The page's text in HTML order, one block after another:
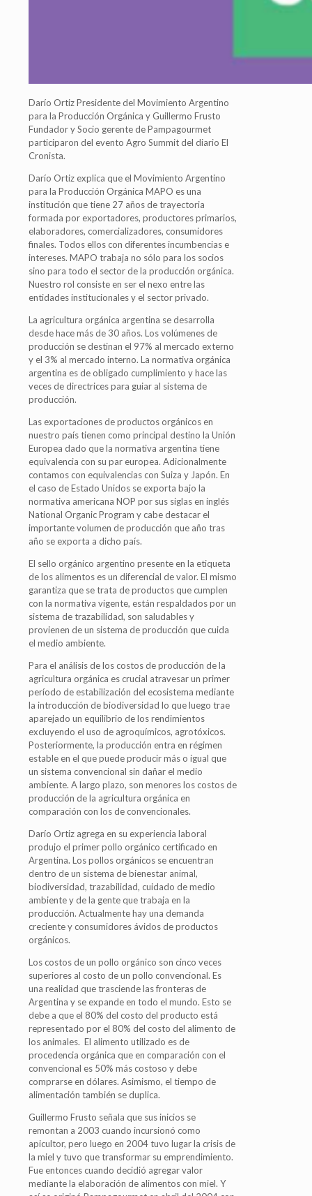
Darío Ortiz Presidente del Movimiento Argentino
para la Producción Orgánica y Guillermo Frusto
Fundador y Socio gerente de Pampagourmet
participaron del evento Agro Summit del diario El
Cronista.
Darío Ortiz explica que el Movimiento Argentino
para la Producción Orgánica MAPO es una
institución que tiene 27 años de trayectoria
formada por exportadores, productores primarios,
elaboradores, comercializadores, consumidores
finales. Todos ellos con diferentes incumbencias e
intereses. MAPO trabaja no sólo para los socios
sino para todo el sector de la producción orgánica.
Nuestro rol consiste en ser el nexo entre las
entidades institucionales y el sector privado.
La agricultura orgánica argentina se desarrolla
desde hace más de 30 años. Los volúmenes de
producción se destinan el 97% al mercado externo
y el 3% al mercado interno. La normativa orgánica
argentina es de obligado cumplimiento y hace las
veces de directrices para guiar al sistema de
producción.
Las exportaciones de productos orgánicos en
nuestro país tienen como principal destino la Unión
Europea dado que la normativa argentina tiene
equivalencia con su par europea. Adicionalmente
contamos con equivalencias con Suiza y Japón. En
el caso de Estado Unidos se exporta bajo la
normativa americana NOP por sus siglas en inglés
National Organic Program y cabe destacar el
importante volumen de producción que año tras
año se exporta a dicho país.
El sello orgánico argentino presente en la etiqueta
de los alimentos es un diferencial de valor. El mismo
garantiza que se trata de productos que cumplen
con la normativa vigente, están respaldados por un
sistema de trazabilidad, son saludables y
provienen de un sistema de producción que cuida
el medio ambiente.
Para el análisis de los costos de producción de la
agricultura orgánica es crucial atravesar un primer
período de estabilización del ecosistema mediante
la introducción de biodiversidad lo que luego trae
aparejado un equilibrio de los rendimientos
excluyendo el uso de agroquímicos, agrotóxicos.
Posteriormente, la producción entra en régimen
estable en el que puede producir más o igual que
un sistema convencional sin dañar el medio
ambiente. A largo plazo, son menores los costos de
producción de la agricultura orgánica en
comparación con los de convencionales.
Darío Ortiz agrega en su experiencia laboral
produjo el primer pollo orgánico certificado en
Argentina. Los pollos orgánicos se encuentran
dentro de un sistema de bienestar animal,
biodiversidad, trazabilidad, cuidado de medio
ambiente y de la gente que trabaja en la
producción. Actualmente hay una demanda
creciente y consumidores ávidos de productos
orgánicos.
Los costos de un pollo orgánico son cinco veces
superiores al costo de un pollo convencional. Es
una realidad que trasciende las fronteras de
Argentina y se expande en todo el mundo. Esto se
debe a que el 80% del costo del producto está
representado por el 80% del costo del alimento de
los animales. El alimento utilizado es de
procedencia orgánica que en comparación con el
convencional es 50% más costoso y debe
comprarse en dólares. Asimismo, el tiempo de
alimentación también se duplica.
Guillermo Frusto señala que sus inicios se
remontan a 2003 cuando incursionó como
apicultor, pero luego en 2004 tuvo lugar la crisis de
la miel y tuvo que transformar su emprendimiento.
Fue entonces cuando decidió agregar valor
mediante la elaboración de alimentos con miel. Y